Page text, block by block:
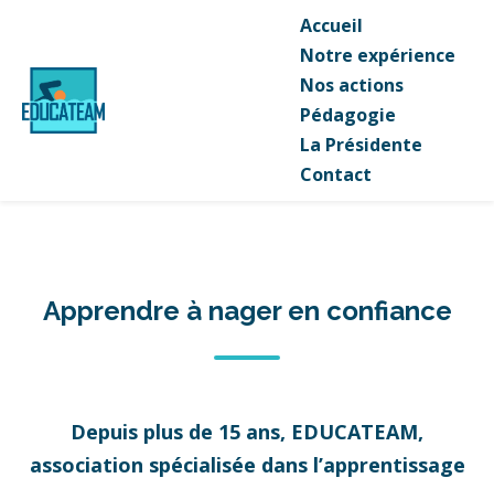
Accueil
Notre expérience
Nos actions
Pédagogie
La Présidente
Contact
Apprendre à nager en confiance
Depuis plus de 15 ans, EDUCATEAM,
association spécialisée dans l’apprentissage